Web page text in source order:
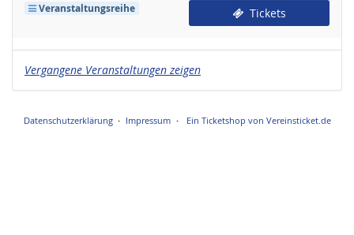
Veranstaltungsreihe Tickets
Vergangene Veranstaltungen zeigen
Datenschutzerklärung Impressum Ein Ticketshop von Vereinsticket.de